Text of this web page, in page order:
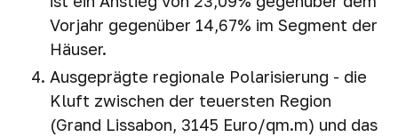
Vorjahr gegenüber 14,67% im Segment der
Häuser.
Ausgeprägte regionale Polarisierung - die
Kluft zwischen der teuersten Region
(Grand Lissabon, 3145 Euro/qm.m) und das